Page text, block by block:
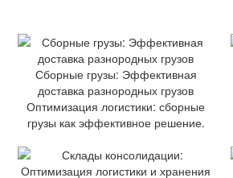
Сборные грузы: Эффективная
доставка разнородных грузов
Оптимизация логистики: сборные
грузы как эффективное решение.